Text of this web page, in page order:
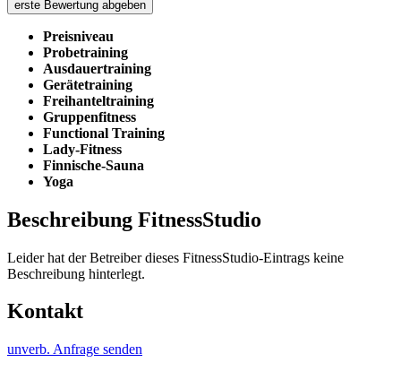
erste Bewertung abgeben
Preisniveau
Probetraining
Ausdauertraining
Gerätetraining
Freihanteltraining
Gruppenfitness
Functional Training
Lady-Fitness
Finnische-Sauna
Yoga
Beschreibung FitnessStudio
Leider hat der Betreiber dieses FitnessStudio-Eintrags keine
Beschreibung hinterlegt.
Kontakt
unverb. Anfrage senden